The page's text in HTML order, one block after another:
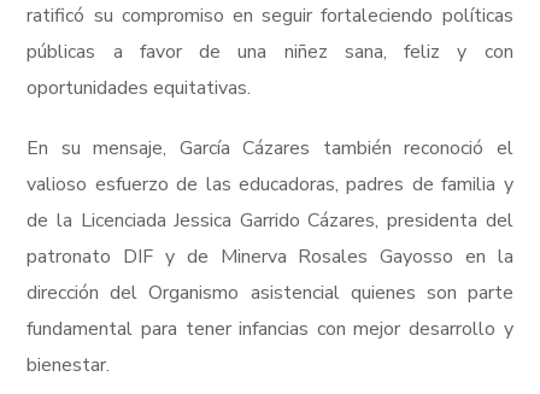
ratificó su compromiso en seguir fortaleciendo políticas
públicas a favor de una niñez sana, feliz y con
oportunidades equitativas.
En su mensaje, García Cázares también reconoció el
valioso esfuerzo de las educadoras, padres de familia y
de la Licenciada Jessica Garrido Cázares, presidenta del
patronato DIF y de Minerva Rosales Gayosso en la
dirección del Organismo asistencial quienes son parte
fundamental para tener infancias con mejor desarrollo y
bienestar.